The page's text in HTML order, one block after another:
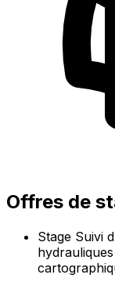
Offres de
Stage Suivi